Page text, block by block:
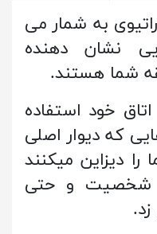
به شمار می
نشان دهنده
شما هستند.
خود استفاده
که دیوار اصلی
دیزاین میکنند
و شخصیت و حتی